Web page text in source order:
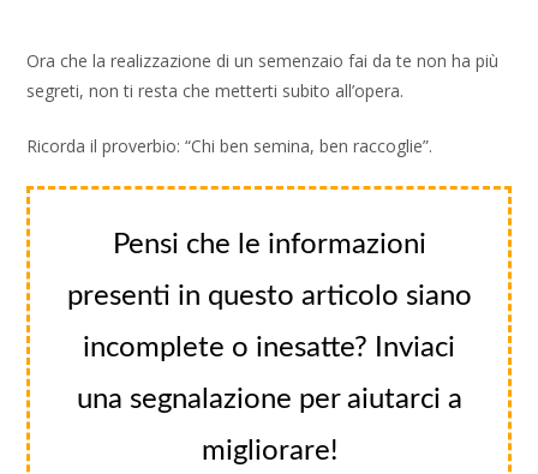
Ora che la realizzazione di un semenzaio fai da te non ha più
segreti, non ti resta che metterti subito all’opera.
Ricorda il proverbio: “Chi ben semina, ben raccoglie”.
Pensi che le informazioni
presenti in questo articolo siano
incomplete o inesatte? Inviaci
una segnalazione per aiutarci a
migliorare!